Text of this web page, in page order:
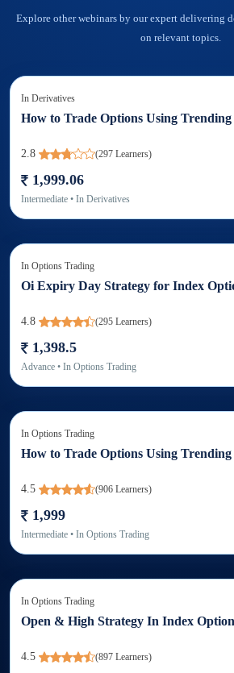
Explore other webinars by our expert delivering
on relevant topics.
In Derivatives
How to Trade Options Using
2.8 (297 Learners)
1,999.06
Intermediate • In Derivatives
In Options Trading
Oi Expiry Day Strategy for Index
4.8 (295 Learners)
1,398.5
Advance • In Options Trading
In Options Trading
How to Trade Options Using
4.5 (906 Learners)
1,999
Intermediate • In Options Trading
In Options Trading
Open & High Strategy In Index
4.5 (897 Learners)